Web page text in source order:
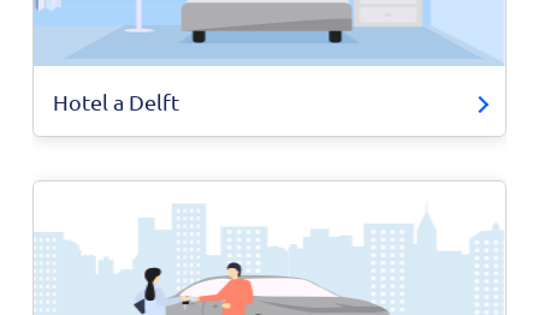
Hotel a Delft